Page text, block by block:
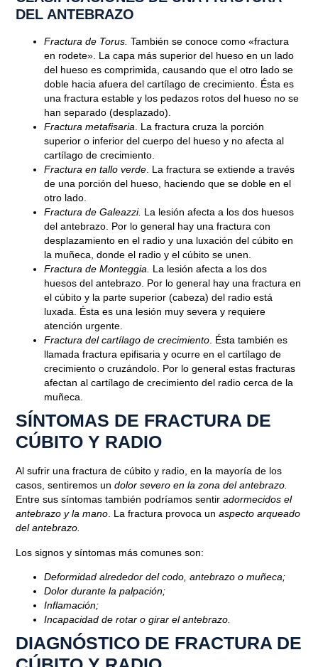
DEL ANTEBRAZO
Fractura de Torus.También se conoce como «fractura
en rodete». La capa más superior del hueso en un lado
del hueso es comprimida, causando que el otro lado se
doble hacia afuera del cartílago de crecimiento. Ésta es
una fractura estable y los pedazos rotos del hueso no se
han separado (desplazado).
Fractura metafisaria . La fractura cruza la porción
superior o inferior del cuerpo del hueso y no afecta al
cartílago de crecimiento.
Fractura en tallo verde . La fractura se extiende a través
de una porción del hueso, haciendo que se doble en el
otro lado.
Fractura de Galeazzi. La lesión afecta a los dos huesos
del antebrazo. Por lo general hay una fractura con
desplazamiento en el radio y una luxación del cúbito en
la muñeca, donde el radio y el cúbito se unen.
Fractura de Monteggia. La lesión afecta a los dos
huesos del antebrazo. Por lo general hay una fractura en
el cúbito y la parte superior (cabeza) del radio está
luxada. Ésta es una lesión muy severa y requiere
atención urgente.
Fractura del cartílago de crecimiento . Ésta también es
llamada fractura epifisaria y ocurre en el cartílago de
crecimiento o cruzándolo. Por lo general estas fracturas
afectan al cartílago de crecimiento del radio cerca de la
muñeca.
SÍNTOMAS DE FRACTURA DE
CÚBITO Y RADIO
Al sufrir una fractura de cúbito y radio, en la mayoría de los
casos, sentiremos undolor severo en la zona del antebrazo.
Entre sus síntomas también podríamos sentiradormecidos el
antebrazo y la mano . La fractura provoca unaspecto arqueado
del antebrazo.
Los signos y síntomas más comunes son:
Deformidad alrededor del codo, antebrazo o muñeca;
Dolor durante la palpación;
Inflamación;
Incapacidad de rotar o girar el antebrazo.
DIAGNÓSTICO DE FRACTURA DE